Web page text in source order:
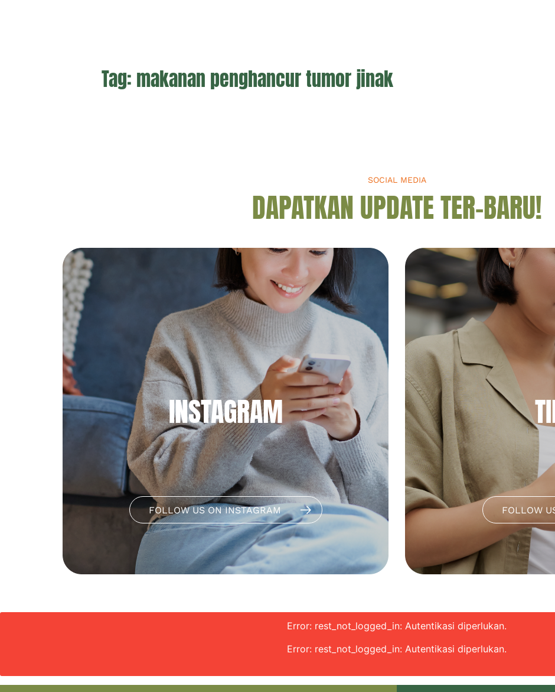
Tag: makanan penghancur tumor jinak
SOCIAL MEDIA
DAPATKAN UPDATE TER-BARU!
INSTAGRAM
FOLLOW US ON INSTAGRAM FOLLOW
Error: rest_not_logged_in: Autentikasi diperlukan.
Error: rest_not_logged_in: Autentikasi diperlukan.